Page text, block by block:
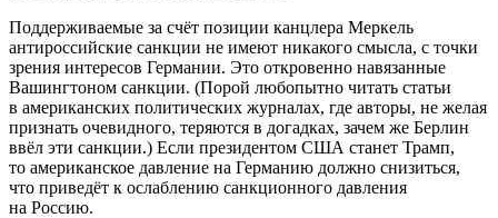
Поддерживаемые за счёт позиции канцлера Меркель
антироссийские санкции не имеют никакого смысла, с точки
зрения интересов Германии. Это откровенно навязанные
Вашингтоном санкции. (Порой любопытно читать статьи
в американских политических журналах, где авторы, не желая
признать очевидного, теряются в догадках, зачем же Берлин
ввёл эти санкции.) Если президентом США станет Трамп,
то американское давление на Германию должно снизиться,
что приведёт к ослаблению санкционного давления
на Россию.